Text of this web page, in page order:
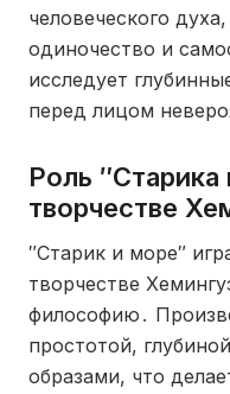
человеческого
одиночество и
исследует
перед лицом
Роль ″Старика
творчестве
″Старик и море″
творчестве
философию․
простотой,
образами, что